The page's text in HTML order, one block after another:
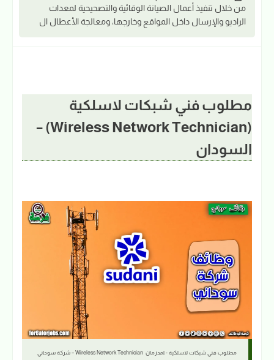
من خلال تنفيذ أعمال الصيانة الوقائية والتصحيحية لمعدات
الراديو والإرسال داخل المواقع وخارجها، ومعالجة الأعطال ال
مطلوب فني شبكات لاسلكية
(Wireless Network Technician) –
السودان
مطلوب فني شبكات لاسلكية - امدرمان Wireless Network Technician – شركة سوداني